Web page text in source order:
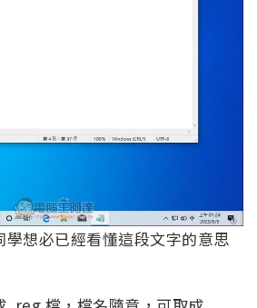
想必已經看懂這段文字的意思